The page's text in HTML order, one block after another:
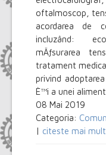
oftalmoscop,
acordarea de
incluzând:
mÄƒsurarea
tratament
privind adoptarea
È™i a unei
08 Mai 2019
Categoria:
| citeste mai mult